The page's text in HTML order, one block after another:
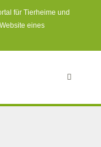
für Tierheime und
eines